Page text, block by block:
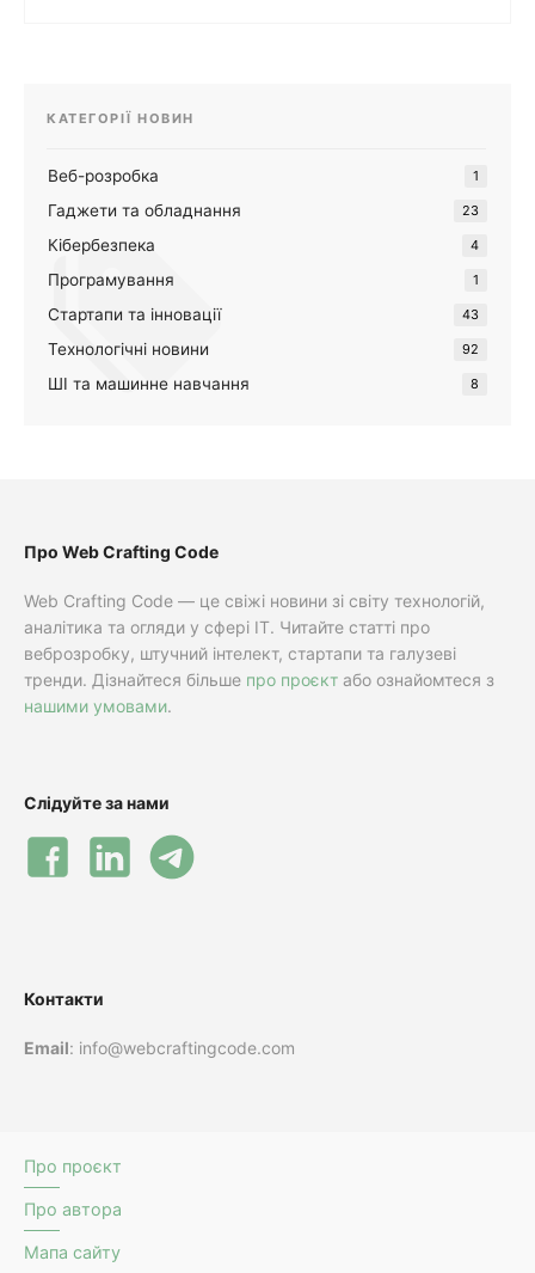
КАТЕГОРІЇ НОВИН
Веб-розробка 1
Гаджети та обладнання 23
Кібербезпека 4
Програмування 1
Стартапи та інновації 43
Технологічні новини 92
ШІ та машинне навчання 8
Про Web Crafting Code
Web Crafting Code — це свіжі новини зі світу технологій,
аналітика та огляди у сфері IT. Читайте статті про
веброзробку, штучний інтелект, стартапи та галузеві
тренди. Дізнайтеся більше про проєкт або ознайомтеся з
нашими умовами.
Слідуйте за нами
Контакти
Email: info@webcraftingcode.com
Про проєкт
Про автора
Мапа сайту